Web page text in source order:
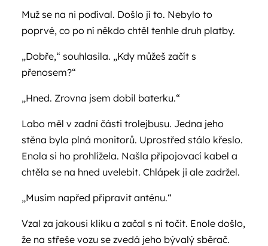
Muž se na ni podíval. Došlo jí to. Nebylo to
poprvé, co po ní někdo chtěl tenhle druh platby.
„Dobře,“ souhlasila. „Kdy můžeš začít s
přenosem?“
„Hned. Zrovna jsem dobil baterku.“
Labo měl v zadní části trolejbusu. Jedna jeho
stěna byla plná monitorů. Uprostřed stálo křeslo.
Enola si ho prohlížela. Našla připojovací kabel a
chtěla se na hned uvelebit. Chlápek ji ale zadržel.
„Musím napřed připravit anténu.“
Vzal za jakousi kliku a začal s ní točit. Enole došlo,
že na střeše vozu se zvedá jeho bývalý sběrač.